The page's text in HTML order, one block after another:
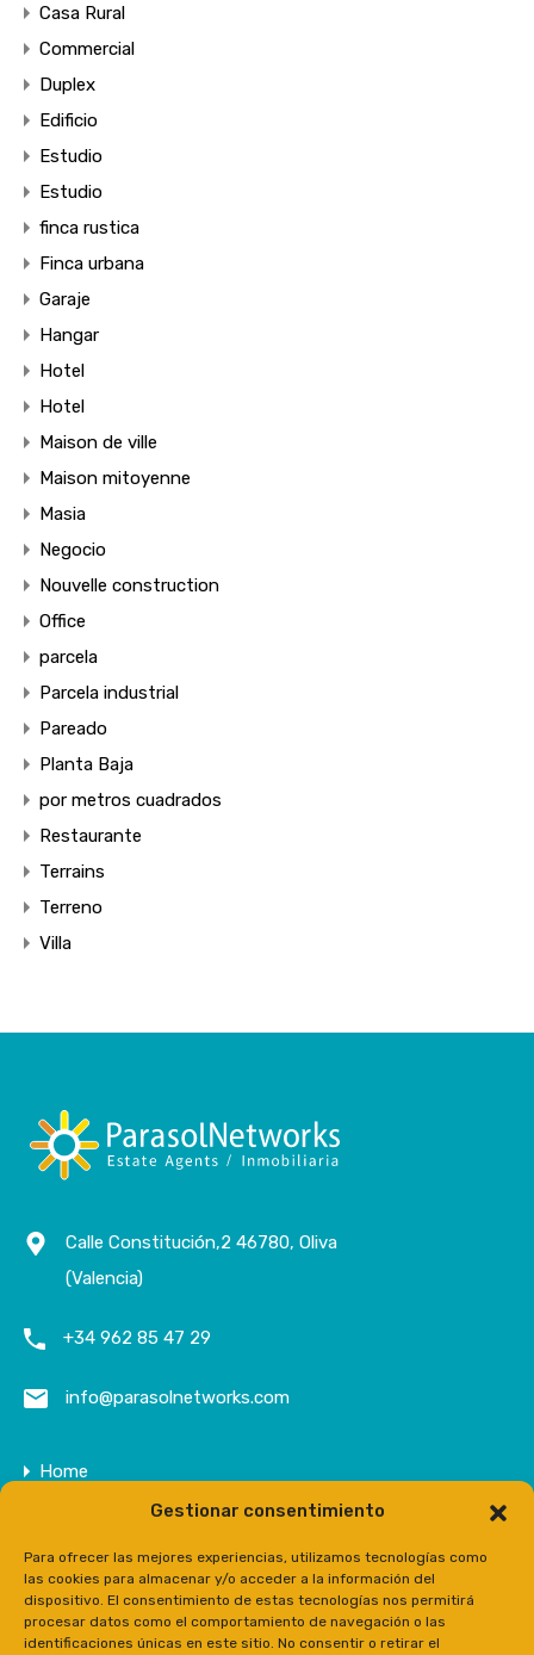
Gestionar consentimiento
Para ofrecer las mejores experiencias, utilizamos tecnologías como
las cookies para almacenar y/o acceder a la información del
dispositivo. El consentimiento de estas tecnologías nos permitirá
procesar datos como el comportamiento de navegación o las
identificaciones únicas en este sitio. No consentir o retirar el
Casa Rural
Commercial
Duplex
Edificio
Estudio
Estudio
finca rustica
Finca urbana
Garaje
Hangar
Hotel
Hotel
Maison de ville
Maison mitoyenne
Masia
Negocio
Nouvelle construction
Office
parcela
Parcela industrial
Pareado
Planta Baja
por metros cuadrados
Restaurante
Terrains
Terreno
Villa
Calle Constitución,2 46780, Oliva
(Valencia)
+34 962 85 47 29
info@parasolnetworks.com
Home
Domaine
Contact
Prensa